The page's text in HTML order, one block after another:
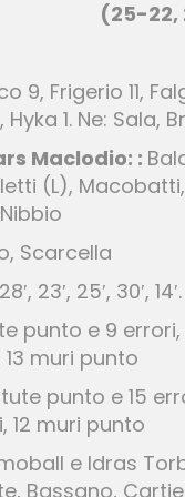
(25-22,
9, Frigerio 11,
1. Ne: Sala,
Maclodio: :
(L),
Scarcella
23′, 25′, 30′, 14′.
punto e 9 errori,
13 muri punto
punto e 15
12 muri punto
e Idras
Bassano,